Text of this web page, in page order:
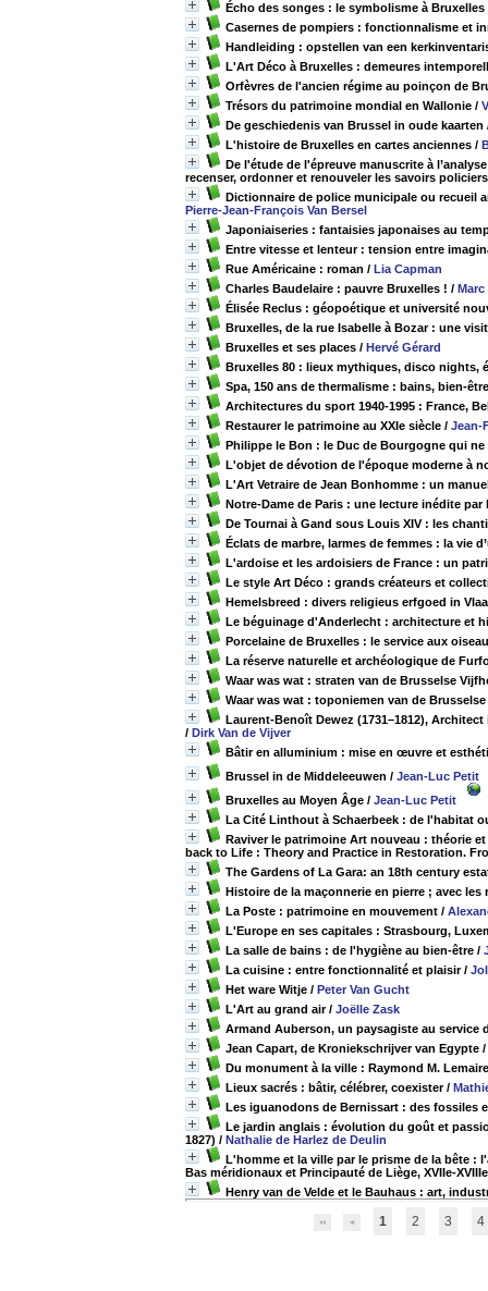
Écho des songes : le symbolisme à Bruxelles
Casernes de pompiers : fonctionnalisme et
Handleiding : opstellen van een
L'Art Déco à Bruxelles : demeures
Orfèvres de l'ancien régime au poinçon de
Trésors du patrimoine mondial en Wallonie /
De geschiedenis van Brussel in oude kaarten
L'histoire de Bruxelles en cartes anciennes /
De l'étude de l'épreuve manuscrite à
recenser, ordonner et renouveler les savoirs policiers
Dictionnaire de police municipale ou recueil
Pierre-Jean-François Van Bersel
Japoniaiseries : fantaisies japonaises au
Entre vitesse et lenteur : tension entre
Rue Américaine : roman / Lia Capman
Charles Baudelaire : pauvre Bruxelles ! / Marc
Élisée Reclus : géopoétique et université
Bruxelles, de la rue Isabelle à Bozar : une
Bruxelles et ses places / Hervé Gérard
Bruxelles 80 : lieux mythiques, disco nights,
Spa, 150 ans de thermalisme : bains, bien-
Architectures du sport 1940-1995 : France,
Restaurer le patrimoine au XXIe siècle / Jean-
Philippe le Bon : le Duc de Bourgogne qui
L'objet de dévotion de l'époque moderne à
L'Art Vetraire de Jean Bonhomme : un
Notre-Dame de Paris : une lecture inédite par
De Tournai à Gand sous Louis XIV : les
Éclats de marbre, larmes de femmes : la vie
L'ardoise et les ardoisiers de France : un
Le style Art Déco : grands créateurs et
Hemelsbreed : divers religieus erfgoed in
Le béguinage d'Anderlecht : architecture et
Porcelaine de Bruxelles : le service aux
La réserve naturelle et archéologique de
Waar was wat : straten van de Brusselse
Waar was wat : toponiemen van de
Laurent-Benoît Dewez (1731–1812),
/ Dirk Van de Vijver
Bâtir en alluminium : mise en œuvre et
Brussel in de Middeleeuwen / Jean-Luc Petit
Bruxelles au Moyen Âge / Jean-Luc Petit
La Cité Linthout à Schaerbeek : de l'habitat
Raviver le patrimoine Art nouveau : théorie
back to Life : Theory and Practice in Restoration.
The Gardens of La Gara: an 18th century
Histoire de la maçonnerie en pierre ; avec
La Poste : patrimoine en mouvement /
L'Europe en ses capitales : Strasbourg,
La salle de bains : de l'hygiène au bien-être /
La cuisine : entre fonctionnalité et plaisir/
Het ware Witje / Peter Van Gucht
L'Art au grand air/ Joëlle Zask
Armand Auberson, un paysagiste au service
Jean Capart, de Kroniekschrijver van Egypte /
Du monument à la ville : Raymond M.
Lieux sacrés : bâtir, célébrer, coexister/
Les iguanodons de Bernissart : des fossiles
Le jardin anglais : évolution du goût et
1827) / Nathalie de Harlez de Deulin
L'homme et la ville par le prisme de la bête :
Bas méridionaux et Principauté de Liège, XVIIe-
Henry van de Velde et le Bauhaus : art,
1 2 3 4